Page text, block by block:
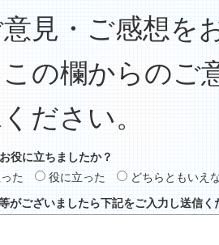
見・ご感想を
の欄からのご
ださい。
役に立ちましたか？
た
役に立った
どちらともいえ
がございましたら下記をご入力し送信く